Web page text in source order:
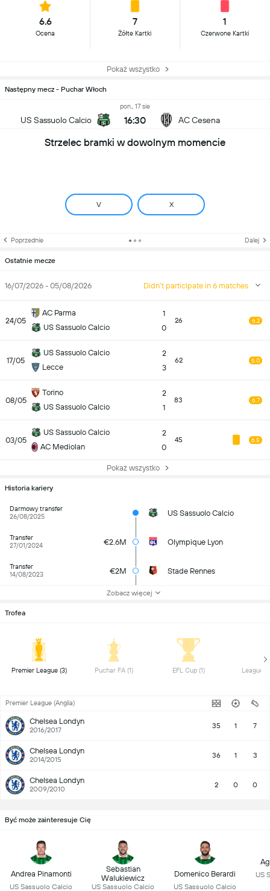
6.6
Ocena
7
Żółte Kartki
1
Czerwone Kartki
Pokaż wszystko
Następny mecz - Puchar Włoch
US Sassuolo Calcio
pon., 17 sie
16:30 AC Cesena
Strzelec bramki w dowolnym momencie
V X
Poprzednie Dalej
Ostatnie mecze
16/07/2026 - 05/08/2026 Didn't participate in 6 matches
24/05
AC Parma
US Sassuolo Calcio
1
0
26 6.2
17/05
US Sassuolo Calcio
Lecce
2
3
62 6.0
08/05
Torino
US Sassuolo Calcio
2
1
83 6.7
03/05
US Sassuolo Calcio
AC Mediolan
2
0
45 6.5
Pokaż wszystko
Historia kariery
Darmowy transfer
26/08/2025
US Sassuolo Calcio
Transfer
27/01/2024
€2.6M Olympique Lyon
Transfer
14/08/2023
€2M Stade Rennes
Zobacz więcej
Trofea
Premier League (3) Puchar FA (1) EFL Cup (1)
Premier League (Anglia)
Chelsea Londyn
2016/2017 35 1 7
Chelsea Londyn
2014/2015 36 1 3
Chelsea Londyn
2009/2010 2 0 0
Być może zainteresuje Cię
Andrea Pinamonti
US Sassuolo Calcio
Sebastian
Walukiewicz
US Sassuolo Calcio
Domenico Berardi
US Sassuolo Calcio
US